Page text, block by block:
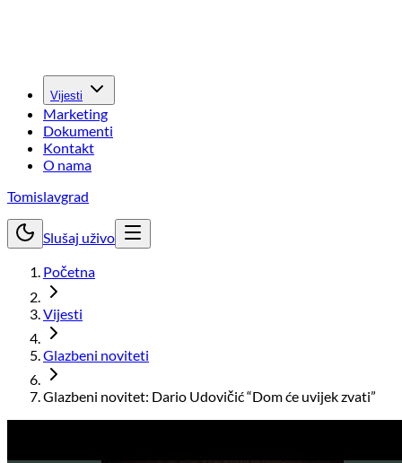
Vijesti
Marketing
Dokumenti
Kontakt
O nama
Tomislavgrad
Slušaj uživo
Početna
Vijesti
Glazbeni noviteti
Glazbeni novitet: Dario Udovičić “Dom će uvijek zvati”